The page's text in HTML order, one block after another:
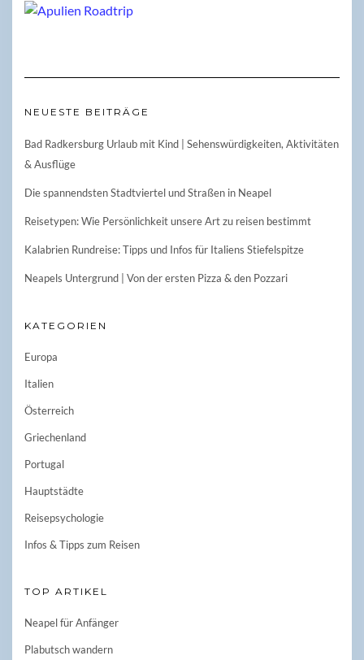
NEUESTE BEITRÄGE
Bad Radkersburg Urlaub mit Kind | Sehenswürdigkeiten, Aktivitäten
& Ausflüge
Die spannendsten Stadtviertel und Straßen in Neapel
Reisetypen: Wie Persönlichkeit unsere Art zu reisen bestimmt
Kalabrien Rundreise: Tipps und Infos für Italiens Stiefelspitze
Neapels Untergrund | Von der ersten Pizza & den Pozzari
KATEGORIEN
Europa
Italien
Österreich
Griechenland
Portugal
Hauptstädte
Reisepsychologie
Infos & Tipps zum Reisen
TOP ARTIKEL
Neapel für Anfänger
Plabutsch wandern